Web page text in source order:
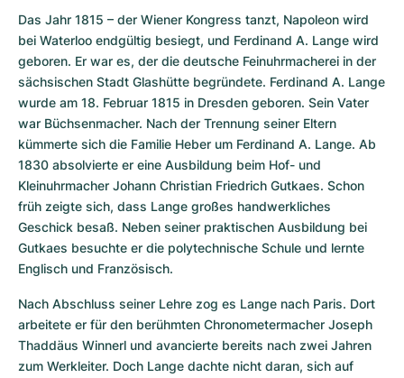
Das Jahr 1815 – der Wiener Kongress tanzt, Napoleon wird
bei Waterloo endgültig besiegt, und Ferdinand A. Lange wird
geboren. Er war es, der die deutsche Feinuhrmacherei in der
sächsischen Stadt Glashütte begründete. Ferdinand A. Lange
wurde am 18. Februar 1815 in Dresden geboren. Sein Vater
war Büchsenmacher. Nach der Trennung seiner Eltern
kümmerte sich die Familie Heber um Ferdinand A. Lange. Ab
1830 absolvierte er eine Ausbildung beim Hof- und
Kleinuhrmacher Johann Christian Friedrich Gutkaes. Schon
früh zeigte sich, dass Lange großes handwerkliches
Geschick besaß. Neben seiner praktischen Ausbildung bei
Gutkaes besuchte er die polytechnische Schule und lernte
Englisch und Französisch.
Nach Abschluss seiner Lehre zog es Lange nach Paris. Dort
arbeitete er für den berühmten Chronometermacher Joseph
Thaddäus Winnerl und avancierte bereits nach zwei Jahren
zum Werkleiter. Doch Lange dachte nicht daran, sich auf